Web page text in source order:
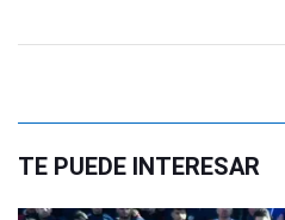
TE PUEDE INTERESAR